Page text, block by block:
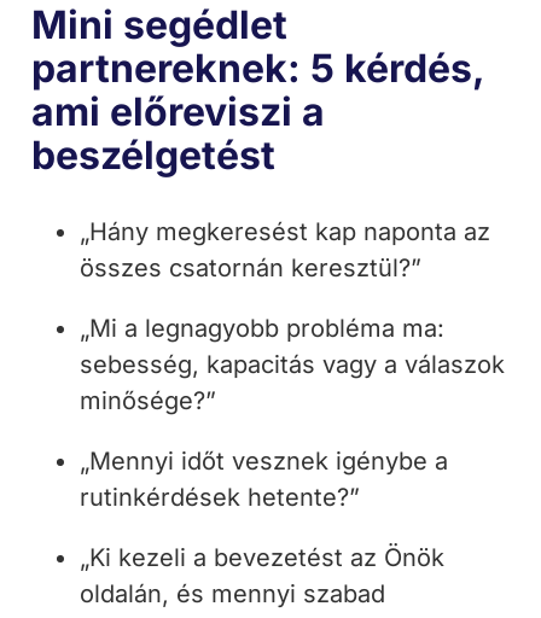
Mini segédlet
partnereknek: 5 kérdés,
ami előreviszi a
beszélgetést
„Hány megkeresést kap naponta az
összes csatornán keresztül?”
„Mi a legnagyobb probléma ma:
sebesség, kapacitás vagy a válaszok
minősége?”
„Mennyi időt vesznek igénybe a
rutinkérdések hetente?”
„Ki kezeli a bevezetést az Önök
oldalán, és mennyi szabad